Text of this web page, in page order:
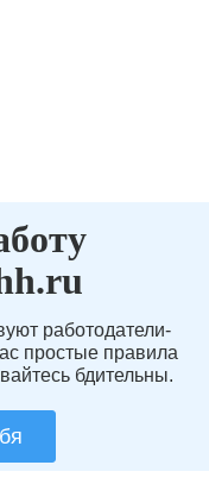
работодатели-
простые правила
бдительны.